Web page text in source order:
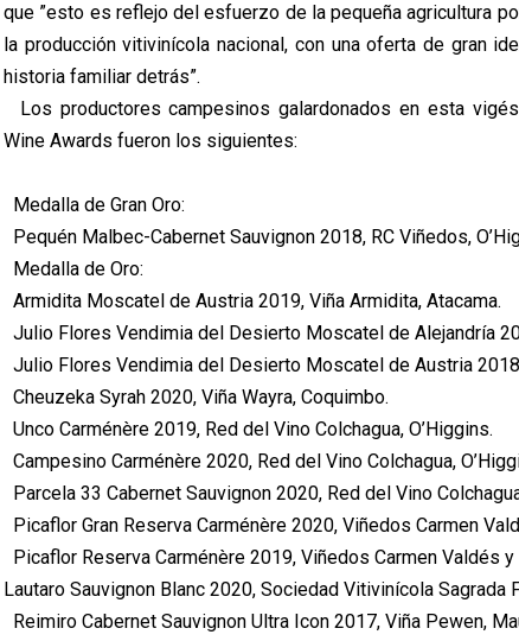
que ”esto es reflejo del esfuerzo de la pequeña agricultura
la producción vitivinícola nacional, con una oferta de gran
historia familiar detrás”.
Los productores campesinos galardonados en esta
Wine Awards fueron los siguientes:
Medalla de Gran Oro:
Pequén Malbec-Cabernet Sauvignon 2018, RC Viñedos,
Medalla de Oro:
Armidita Moscatel de Austria 2019, Viña Armidita, Atacama.
Julio Flores Vendimia del Desierto Moscatel de Alejandría
Julio Flores Vendimia del Desierto Moscatel de Austria
Cheuzeka Syrah 2020, Viña Wayra, Coquimbo.
Unco Carménère 2019, Red del Vino Colchagua, O’Higgins.
Campesino Carménère 2020, Red del Vino Colchagua,
Parcela 33 Cabernet Sauvignon 2020, Red del Vino
Picaflor Gran Reserva Carménère 2020, Viñedos Carmen
Picaflor Reserva Carménère 2019, Viñedos Carmen Valdés y
Lautaro Sauvignon Blanc 2020, Sociedad Vitivinícola Sagrada
Reimiro Cabernet Sauvignon Ultra Icon 2017, Viña Pewen,